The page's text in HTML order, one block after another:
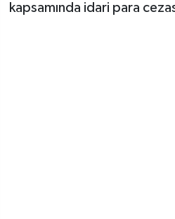
kapsamında idari para